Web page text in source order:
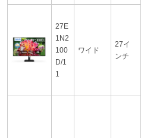
27E
1N2
100
D/1
1
ワイド
27イ
ンチ